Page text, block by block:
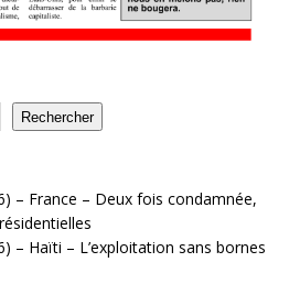
Rechercher
– France – Deux fois condamnée,
– Haïti – L’exploitation sans bornes